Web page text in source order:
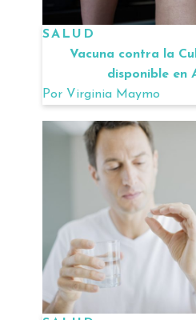
SALUD
Vacuna contra la
disponible en
Por Virginia Maymo